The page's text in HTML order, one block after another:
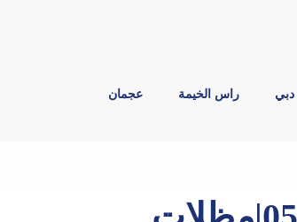
دبي راس الخيمة عجمان